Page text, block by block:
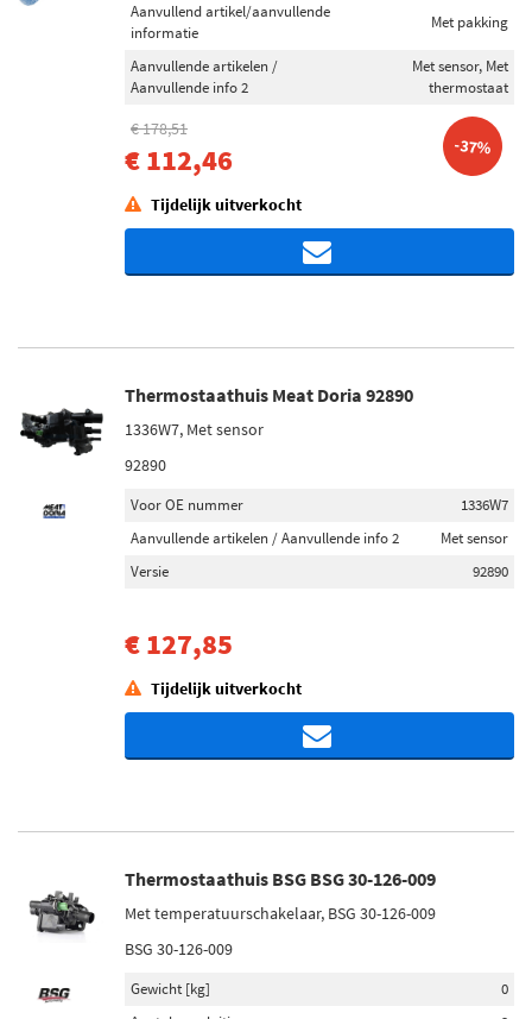
Aanvullend artikel/aanvullende
informatie
Met pakking
Aanvullende artikelen /
Aanvullende info 2
Met sensor, Met
thermostaat
€ 178,51
€ 112,46 -37%
Tijdelijk uitverkocht
Thermostaathuis Meat Doria 92890
1336W7, Met sensor
92890
Voor OE nummer
1336W7
Aanvullende artikelen / Aanvullende info 2
Met sensor
Versie
92890
€ 127,85
Tijdelijk uitverkocht
Thermostaathuis BSG BSG 30-126-009
Met temperatuurschakelaar, BSG 30-126-009
BSG 30-126-009
Gewicht [kg]
0